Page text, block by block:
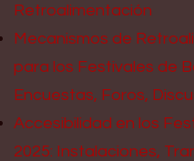
Retroalimentación
Mecanismos de
para los Festivales de
Encuestas, Foros,
Accesibilidad en los
2025: Instalaciones,